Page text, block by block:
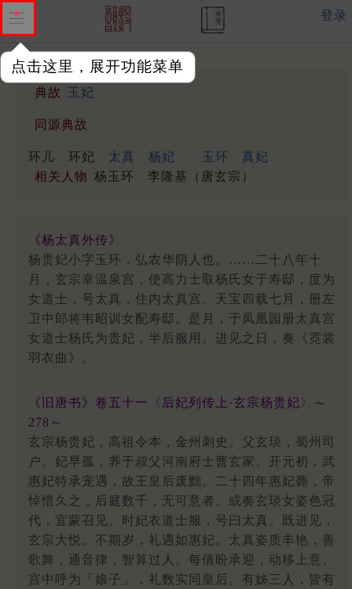
点击这里，展开功能菜单
登录
典故 玉妃
同源典故
环儿 环妃 太真 杨妃 玉环
真妃
相关人物 杨玉环 李隆基（唐玄宗）
《杨太真外传》
杨贵妃小字玉环，弘农华阴人也。……二十八年十
月，玄宗幸温泉宫，使高力士取杨氏女于寿邸，度为
女道士，号太真，住内太真宫。天宝四载七月，册左
卫中郎将韦昭训女配寿邸。是月，于凤凰园册太真宫
女道士杨氏为贵妃，半后服用。进见之日，奏《霓裳
羽衣曲》。
《旧唐书》卷五十一〈后妃列传上·玄宗杨贵妃〉～
278～
玄宗杨贵妃，高祖令本，金州刺史。父玄琰，蜀州司
户。妃早孤，养于叔父河南府士曹玄家。开元初，武
惠妃特承宠遇，故王皇后废黜。二十四年惠妃薨，帝
悼惜久之，后庭数千，无可意者。或奏玄琰女姿色冠
代，宜蒙召见。时妃衣道士服，号曰太真。既进见，
玄宗大悦。不期岁，礼遇如惠妃。太真姿质丰艳，善
歌舞，通音律，智算过人。每倩盼承迎，动移上意。
宫中呼为「娘子」，礼数实同皇后。有姊三人，皆有